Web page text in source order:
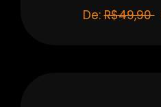
De:R$49,90